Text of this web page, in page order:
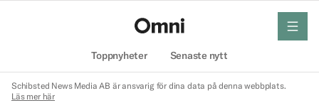
Toppnyheter Senaste nytt
meny
Schibsted News Media AB är ansvarig för dina data på denna webbplats.
Läs mer här